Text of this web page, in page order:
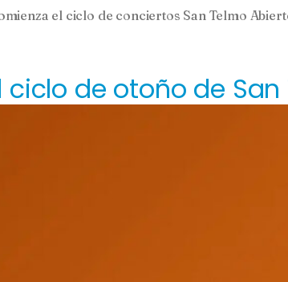
el ciclo de conciertos San Telmo
ciclo de otoño de